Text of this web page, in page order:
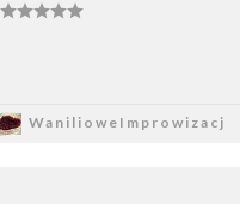
WanilioweImprowizacj